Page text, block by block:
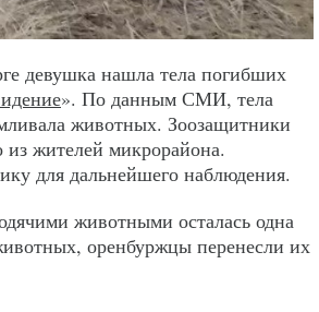
девушка нашла тела погибших
». По данным СМИ, тела
животных. Зоозащитники
из жителей микрорайона.
для дальнейшего наблюдения.
животными осталась одна
оренбуржцы перенесли их